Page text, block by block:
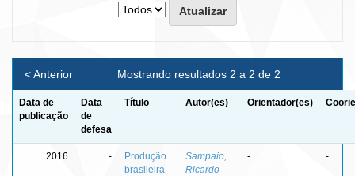
Mostrando resultados 2 a 2 de 2
< Anterior
Data de
publicação
Data
de
defesa
Título Autor(es) Orientador(es)
2016 -
Produção
brasileira
Sampaio,
Ricardo
- -